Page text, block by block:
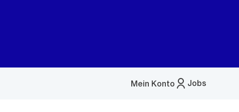
Jobs
Mein Konto
Menü